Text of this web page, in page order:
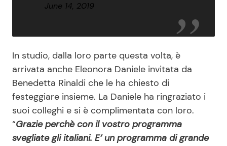
June 14, 2019
In studio, dalla loro parte questa volta, è
arrivata anche Eleonora Daniele invitata da
Benedetta Rinaldi che le ha chiesto di
festeggiare insieme. La Daniele ha ringraziato i
suoi colleghi e si è complimentata con loro.
“Grazie perchè con il vostro programma
svegliate gli italiani. E’ un programma di grande